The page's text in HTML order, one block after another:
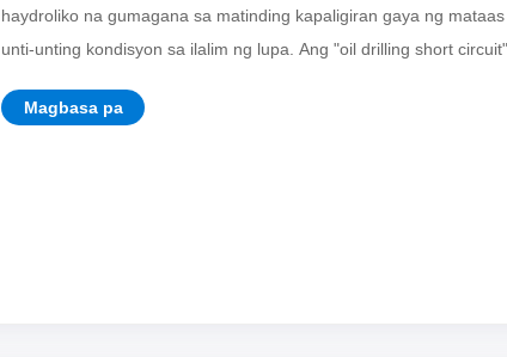
haydroliko na gumagana sa matinding kapaligiran gaya ng
unti-unting kondisyon sa ilalim ng lupa. Ang "oil drilling short
Magbasa pa